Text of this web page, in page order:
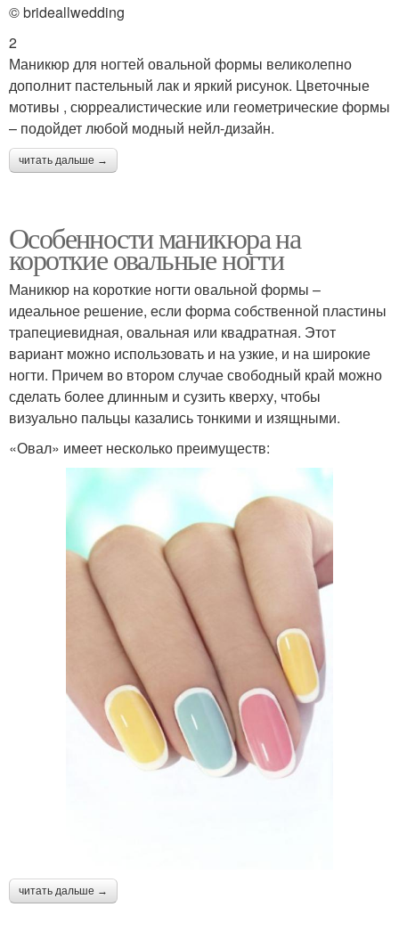
© brideallwedding
2
Маникюр для ногтей овальной формы великолепно
дополнит пастельный лак и яркий рисунок. Цветочные
мотивы , сюрреалистические или геометрические формы
– подойдет любой модный нейл-дизайн.
читать дальше →
Особенности маникюра на
короткие овальные ногти
Маникюр на короткие ногти овальной формы –
идеальное решение, если форма собственной пластины
трапециевидная, овальная или квадратная. Этот
вариант можно использовать и на узкие, и на широкие
ногти. Причем во втором случае свободный край можно
сделать более длинным и сузить кверху, чтобы
визуально пальцы казались тонкими и изящными.
«Овал» имеет несколько преимуществ:
читать дальше →